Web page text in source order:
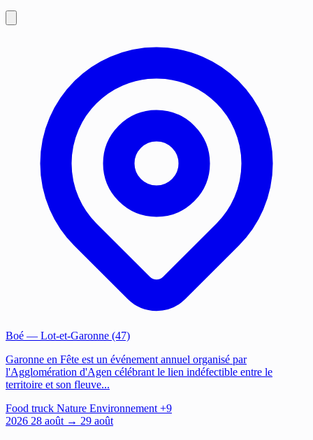
Boé — Lot-et-Garonne (47)
Garonne en Fête est un événement annuel organisé par
l'Agglomération d'Agen célébrant le lien indéfectible entre le
territoire et son fleuve...
Food truck Nature Environnement +9
2026 28 août → 29 août